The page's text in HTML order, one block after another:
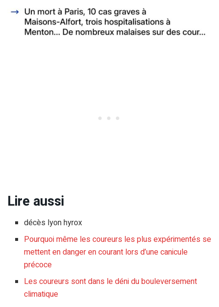
Lire aussi
décès lyon hyrox
Pourquoi même les coureurs les plus expérimentés se
mettent en danger en courant lors d’une canicule
précoce
Les coureurs sont dans le déni du bouleversement
climatique